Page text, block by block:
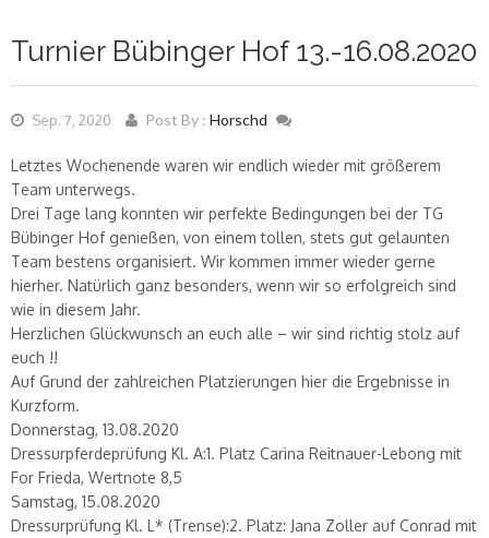
Turnier Bübinger Hof 13.-16.08.2020
Sep. 7, 2020 Post By : Horschd
Letztes Wochenende waren wir endlich wieder mit größerem
Team unterwegs.
Drei Tage lang konnten wir perfekte Bedingungen bei der TG
Bübinger Hof genießen, von einem tollen, stets gut gelaunten
Team bestens organisiert. Wir kommen immer wieder gerne
hierher. Natürlich ganz besonders, wenn wir so erfolgreich sind
wie in diesem Jahr.
Herzlichen Glückwunsch an euch alle – wir sind richtig stolz auf
euch !!
Auf Grund der zahlreichen Platzierungen hier die Ergebnisse in
Kurzform.
Donnerstag, 13.08.2020
Dressurpferdeprüfung Kl. A:1. Platz Carina Reitnauer-Lebong mit
For Frieda, Wertnote 8,5
Samstag, 15.08.2020
Dressurprüfung Kl. L* (Trense):2. Platz: Jana Zoller auf Conrad mit